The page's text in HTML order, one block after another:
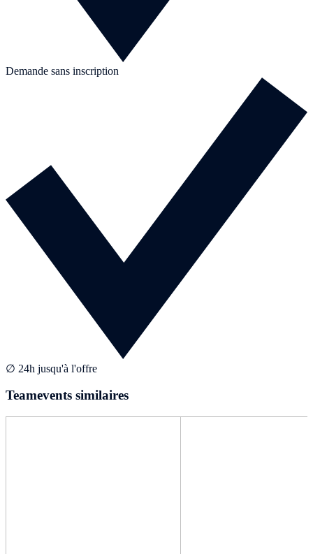
Demande sans inscription
∅ 24h jusqu'à l'offre
Teamevents similaires